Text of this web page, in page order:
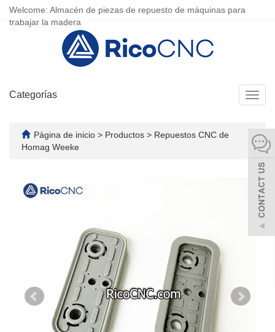
Welcome: Almacén de piezas de repuesto de máquinas para
trabajar la madera
Categorías
Página de inicio > Productos > Repuestos CNC de
Homag Weeke